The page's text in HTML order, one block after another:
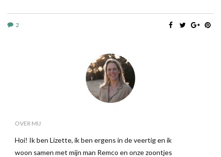
2
OVER MIJ
Hoi! Ik ben Lizette, ik ben ergens in de veertig en ik
woon samen met mijn man Remco en onze zoontjes